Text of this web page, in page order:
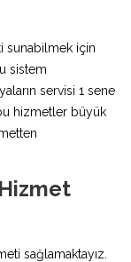
sunabilmek için
sistem
servisi 1 sene
hizmetler büyük
sağlamaktayız.